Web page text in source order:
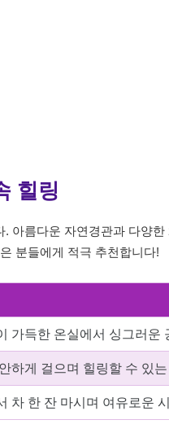
힐링
아름다운 자연경관과 다양
분들에게 적극 추천합니다!
가득한 온실에서 싱그러운
하게 걸으며 힐링할 수 있
차 한 잔 마시며 여유로운